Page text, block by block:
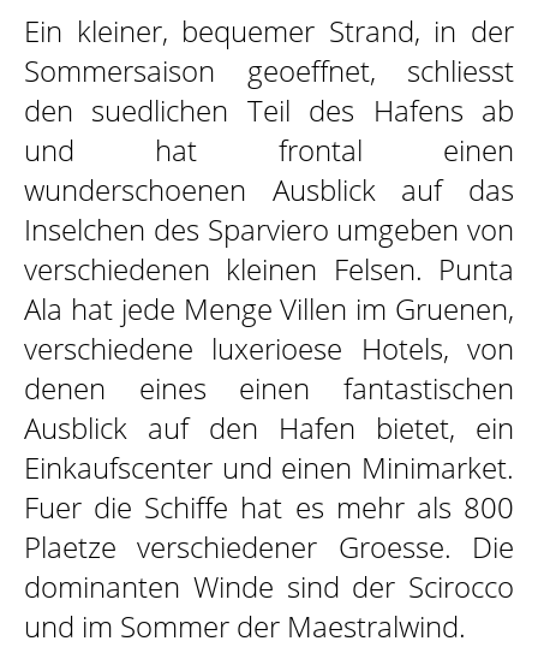
Ein kleiner, bequemer Strand, in der
Sommersaison geoeffnet, schliesst
den suedlichen Teil des Hafens ab
und hat frontal einen
wunderschoenen Ausblick auf das
Inselchen des Sparviero umgeben von
verschiedenen kleinen Felsen. Punta
Ala hat jede Menge Villen im Gruenen,
verschiedene luxerioese Hotels, von
denen eines einen fantastischen
Ausblick auf den Hafen bietet, ein
Einkaufscenter und einen Minimarket.
Fuer die Schiffe hat es mehr als 800
Plaetze verschiedener Groesse. Die
dominanten Winde sind der Scirocco
und im Sommer der Maestralwind.